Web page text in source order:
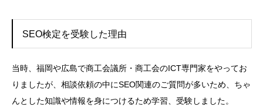
SEO検定を受験した理由
当時、福岡や広島で商工会議所・商工会のICT専門家をやってお
りましたが、相談依頼の中にSEO関連のご質問が多いため、ちゃ
んとした知識や情報を身につけるため学習、受験しました。